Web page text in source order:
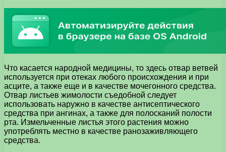
Что касается народной медицины, то здесь отвар ветвей
используется при отеках любого происхождения и при
асците, а также еще и в качестве мочегонного средства.
Отвар листьев жимолости съедобной следует
использовать наружно в качестве антисептического
средства при ангинах, а также для полосканий полости
рта. Измельченные листья этого растения можно
употреблять местно в качестве ранозаживляющего
средства.